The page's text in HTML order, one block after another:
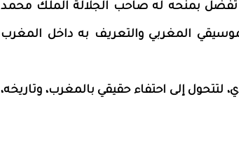
تفضل بمنحه له صاحب الجلالة الملك محمد
الموسيقي المغربي والتعريف به داخل المغرب
لتتحول إلى احتفاء حقيقي بالمغرب، وتاريخه،